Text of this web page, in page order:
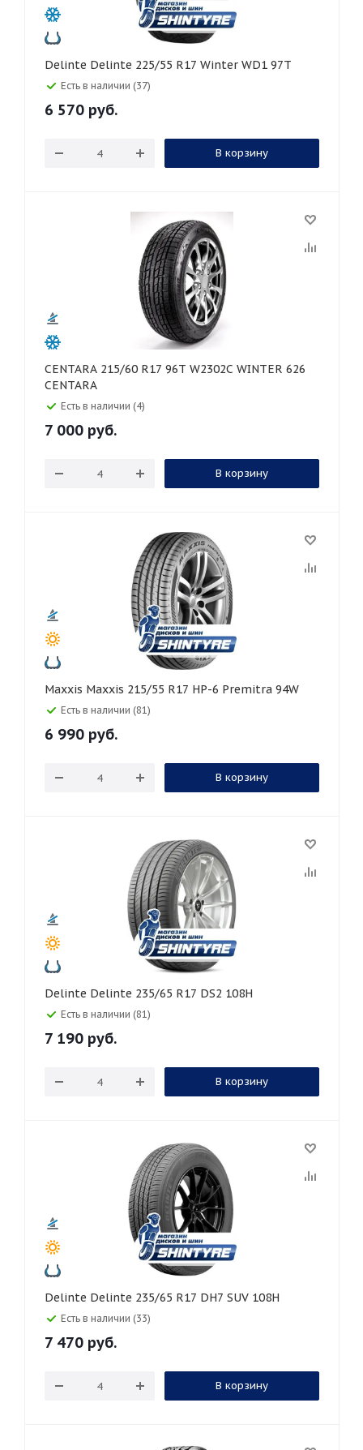
Delinte Delinte 225/55 R17 Winter WD1 97T
Есть в наличии (37)
6 570 руб.
В корзину
CENTARA 215/60 R17 96T W2302C WINTER 626
CENTARA
Есть в наличии (4)
7 000 руб.
В корзину
Maxxis Maxxis 215/55 R17 HP-6 Premitra 94W
Есть в наличии (81)
6 990 руб.
В корзину
Delinte Delinte 235/65 R17 DS2 108H
Есть в наличии (81)
7 190 руб.
В корзину
Delinte Delinte 235/65 R17 DH7 SUV 108H
Есть в наличии (33)
7 470 руб.
В корзину